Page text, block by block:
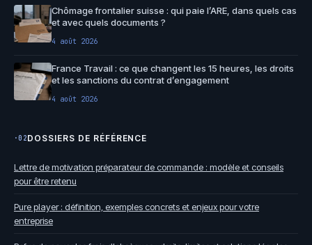
Chômage frontalier suisse : qui paie l’ARE, dans quels cas
et avec quels documents ?
4 août 2026
France Travail : ce que changent les 15 heures, les droits
et les sanctions du contrat d’engagement
4 août 2026
·02DOSSIERS DE RÉFÉRENCE
Lettre de motivation préparateur de commande : modèle et conseils
pour être retenu
Pure player : définition, exemples concrets et enjeux pour votre
entreprise